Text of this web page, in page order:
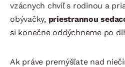
vzácnych chvíľ s rodinou a
obývačky, priestrannou
si konečne oddýchneme po
Ak práve premýšľate nad